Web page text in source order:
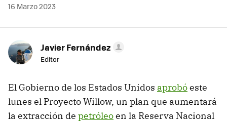
16 Marzo 2023
Javier Fernández
Editor
El Gobierno de los Estados Unidos aprobóeste
lunes el Proyecto Willow, un plan que aumentará
la extracción de petróleoen la Reserva Nacional